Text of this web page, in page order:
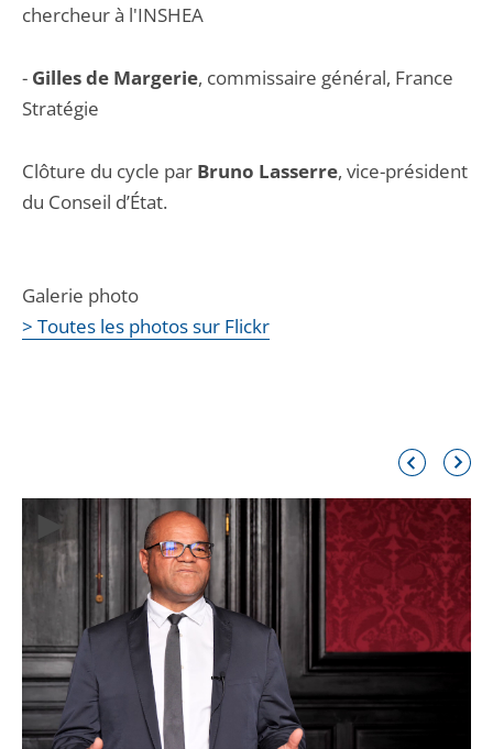
chercheur à l'INSHEA
- Gilles de Margerie, commissaire général, France
Stratégie
Clôture du cycle par Bruno Lasserre, vice-président
du Conseil d’État.
Galerie photo
> Toutes les photos sur Flickr
Élément
précédentsuivant